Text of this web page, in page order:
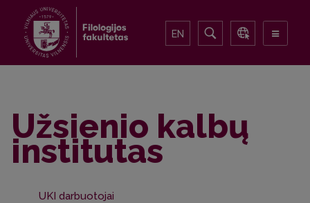
EN
Užsienio kalbų
institutas
UKI darbuotojai